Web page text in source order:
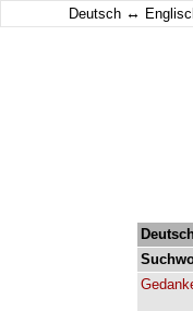
Deutsch ↔